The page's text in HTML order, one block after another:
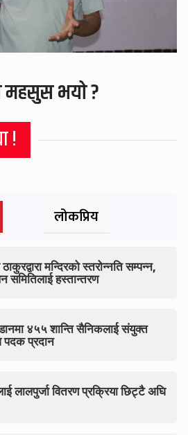
महसुस भयो ?
!
लोकप्रिय
ठाकुरद्वारा मन्दिरको स्तरोन्नति सम्पन्न,
समितिलाई हस्तान्तरण
४५५ शान्ति सैनिकलाई संयुक्त
पदक प्रदान
लालपुर्जा वितरण प्रक्रिया छिट्टै अघि